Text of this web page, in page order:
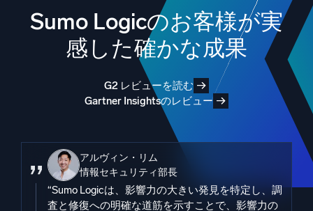
Sumo Logicのお客様が実
感した確かな成果
G2 レビューを読む
Gartner Insightsのレビュー
アルヴィン・リム
情報セキュリティ部長
“Sumo Logicは、影響力の大きい発見を特定し、調
査と修復への明確な道筋を示すことで、影響力の